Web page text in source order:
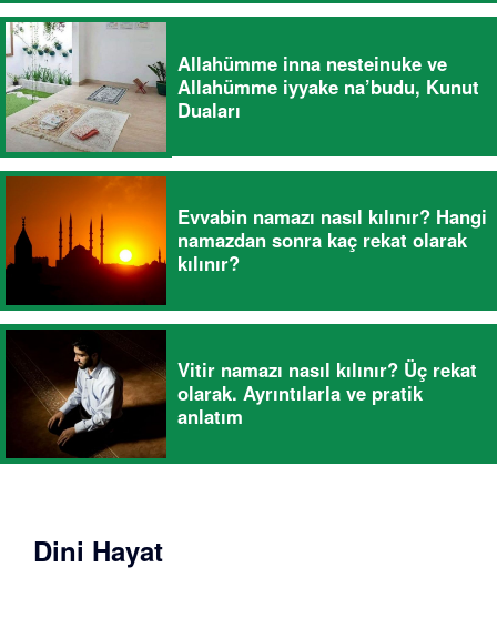
Allahümme inna nesteinuke ve
Allahümme iyyake na’budu, Kunut
Duaları
Evvabin namazı nasıl kılınır? Hangi
namazdan sonra kaç rekat olarak
kılınır?
Vitir namazı nasıl kılınır? Üç rekat
olarak. Ayrıntılarla ve pratik
anlatım
Dini Hayat